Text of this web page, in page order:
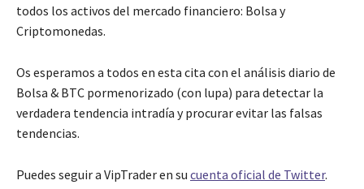
todos los activos del mercado financiero: Bolsa y
Criptomonedas.
Os esperamos a todos en esta cita con el análisis diario de
Bolsa & BTC pormenorizado (con lupa) para detectar la
verdadera tendencia intradía y procurar evitar las falsas
tendencias.
Puedes seguir a VipTrader en su cuenta oficial de Twitter.